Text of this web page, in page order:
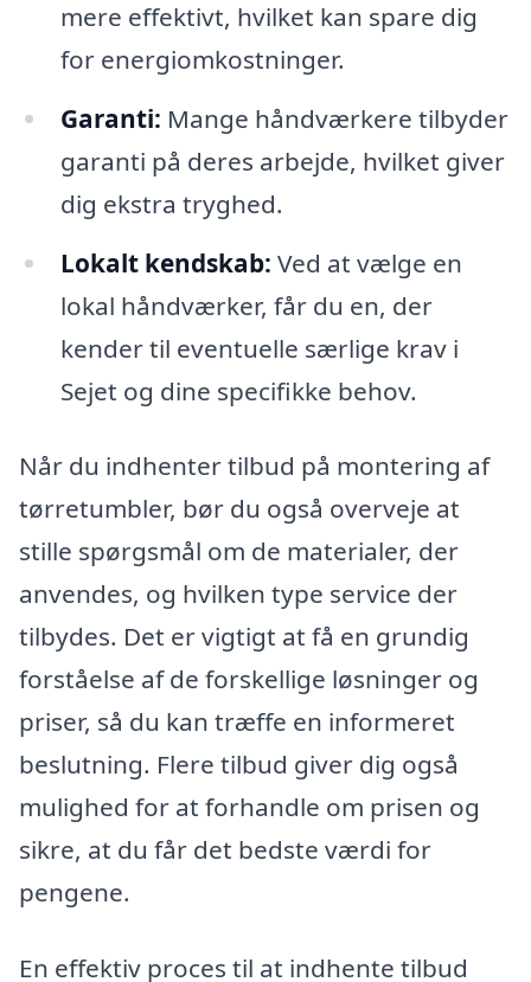
mere effektivt, hvilket kan spare dig
for energiomkostninger.
Garanti: Mange håndværkere tilbyder
garanti på deres arbejde, hvilket giver
dig ekstra tryghed.
Lokalt kendskab: Ved at vælge en
lokal håndværker, får du en, der
kender til eventuelle særlige krav i
Sejet og dine specifikke behov.
Når du indhenter tilbud på montering af
tørretumbler, bør du også overveje at
stille spørgsmål om de materialer, der
anvendes, og hvilken type service der
tilbydes. Det er vigtigt at få en grundig
forståelse af de forskellige løsninger og
priser, så du kan træffe en informeret
beslutning. Flere tilbud giver dig også
mulighed for at forhandle om prisen og
sikre, at du får det bedste værdi for
pengene.
En effektiv proces til at indhente tilbud